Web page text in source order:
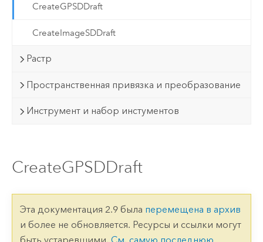
CreateGPSDDraft
CreateImageSDDraft
Растр
Пространственная привязка и преобразование
Инструмент и набор инстументов
CreateGPSDDraft
Эта документация 2.9 была перемещена в архив
и более не обновляется. Ресурсы и ссылки могут